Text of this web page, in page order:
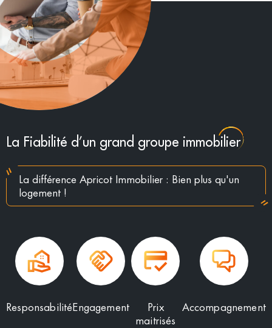
La Fiabilité d’un grand groupe immobilier
La différence Apricot Immobilier : Bien plus qu'un
logement !
ResponsabilitéEngagement
Prix
maitrisés
Accompagnement